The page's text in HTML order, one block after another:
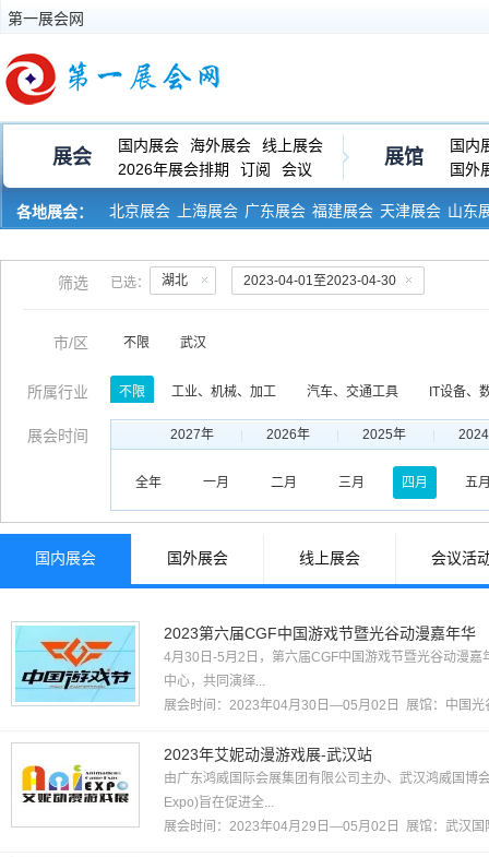
第一展会网
各地展会： 北京展会 上海展会 广东展会 福建展会 天津展会 山东
展会
国内展会 海外展会
线上展会
2026年展会排期
订阅 会议
展馆
国内
国外
筛选 已选： 湖北 2023-04-01至2023-04-30
市/区 不限 武汉
所属行业 不限 工业、机械、加工 汽车、交通工具 IT设备、
服饰、皮革、纺织 玩具、礼品、工艺品 生物、医药、
综合、跨行业类 其他行业
展会时间 2027年 2026年 2025年
全年 一月 二月 三月 四月 五
国内展会 国外展会 线上展会 会议活
2023第六届CGF中国游戏节暨光谷动漫嘉年华
4月30日-5月2日，第六届CGF中国游戏节暨光谷动漫嘉
中心，共同演绎...
展会时间：2023年04月30日—05月02日 展馆： 中国光
2023年艾妮动漫游戏展-武汉站
由广东鸿威国际会展集团有限公司主办、武汉鸿威国博
Expo)旨在促进全...
展会时间：2023年04月29日—05月02日 展馆： 武汉国